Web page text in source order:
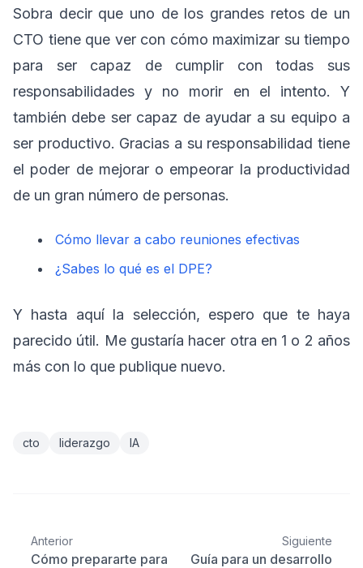
Sobra decir que uno de los grandes retos de un
CTO tiene que ver con cómo maximizar su tiempo
para ser capaz de cumplir con todas sus
responsabilidades y no morir en el intento. Y
también debe ser capaz de ayudar a su equipo a
ser productivo. Gracias a su responsabilidad tiene
el poder de mejorar o empeorar la productividad
de un gran número de personas.
Cómo llevar a cabo reuniones efectivas
¿Sabes lo qué es el DPE?
Y hasta aquí la selección, espero que te haya
parecido útil. Me gustaría hacer otra en 1 o 2 años
más con lo que publique nuevo.
cto liderazgo IA
Anterior
Cómo prepararte para
Siguiente
Guía para un desarrollo